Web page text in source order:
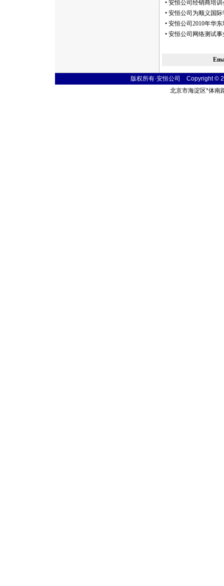
• 安恒公司经销商培
• 安恒公司为顺义国
• 安恒公司2010年华
• 安恒公司网络测试
版权所有·安恒公司 Copyright ©
北京市海淀区*体南